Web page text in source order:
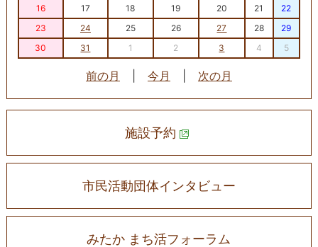
16
17 18 19 20 21
22
23
24 25 26 27 28
29
30
31 1 2 3 4 5
前の月 今月 次の月
施設予約
市民活動団体インタビュー
みたか まち活フォーラム